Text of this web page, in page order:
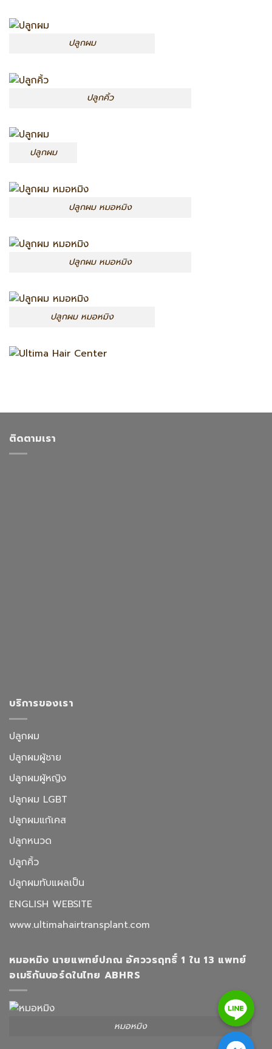
ปลูกผม
ปลูกคิ้ว
ปลูกผม
ปลูกผม หมอหมิง
ปลูกผม หมอหมิง
ปลูกผม หมอหมิง
ติดตามเรา
บริการของเรา
ปลูกผม
ปลูกผมผู้ชาย
ปลูกผมผู้หญิง
ปลูกผม LGBT
ปลูกผมแก้เคส
ปลูกหนวด
ปลูกคิ้ว
ปลูกผมทับแผลเป็น
ENGLISH WEBSITE
www.ultimahairtransplant.com
หมอหมิง นายแพทย์ปภณ อัศววรฤทธิ์ 1 ใน 13 แพทย์
อเมริกันบอร์ดในไทย ABHRS
หมอหมิง
Line
Facebook Messenger